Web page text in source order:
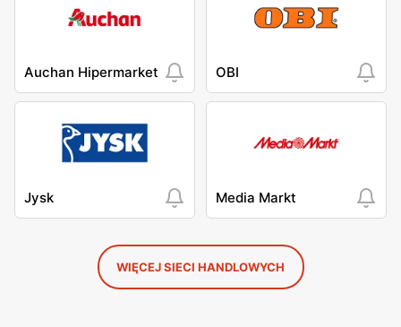
Auchan Hipermarket OBI
Jysk Media Markt
WIĘCEJ SIECI HANDLOWYCH